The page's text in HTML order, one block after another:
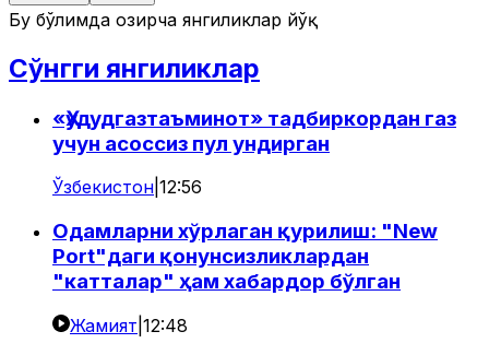
Бу бўлимда ҳозирча янгиликлар йўқ
Сўнгги янгиликлар
«Ҳудудгазтаъминот» тадбиркордан газ
учун асоссиз пул ундирган
Ўзбекистон 12:56
Одамларни хўрлаган қурилиш: "New
Port"даги қонунсизликлардан
"катталар" ҳам хабардор бўлган
Жамият 12:48